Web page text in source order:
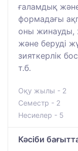
ғаламдық және
формадағы
оны жинауды,
және беруді
зияткерлік
т.б.
Оқу жылы - 2
Семестр - 2
Несиелер - 5
Кәсіби